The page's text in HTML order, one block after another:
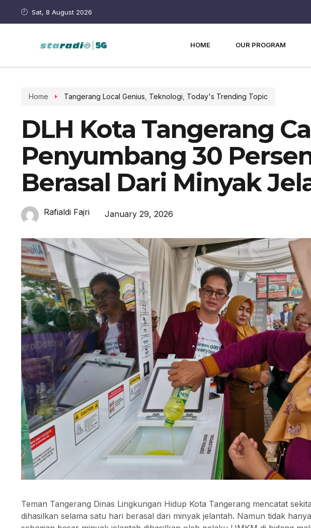
Sat, 8 August 2026
HOME OUR PROGRAM
Home Tangerang Local Genius Teknologi Today's Trending Topic
DLH Kota Tangerang
Penyumbang 30
Berasal Dari Minyak
Rafialdi Fajri January 29, 2026
Teman Tangerang Dinas Lingkungan Hidup Kota Tangerang mencatat
dihasilkan selama satu hari berasal dari minyak jelantah. Namun tidak